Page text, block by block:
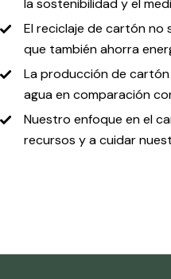
la sostenibilidad y el
El reciclaje de cartón no
que también ahorra
La producción de
agua en comparación
Nuestro enfoque en el
recursos y a cuidar